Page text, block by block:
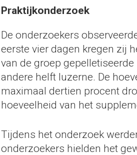
Praktijkonderzoek
De onderzoekers
eerste vier dagen kregen zij
van de groep
andere helft luzerne. De
maximaal dertien procent
hoeveelheid van het
Tijdens het onderzoek
onderzoekers hielden het